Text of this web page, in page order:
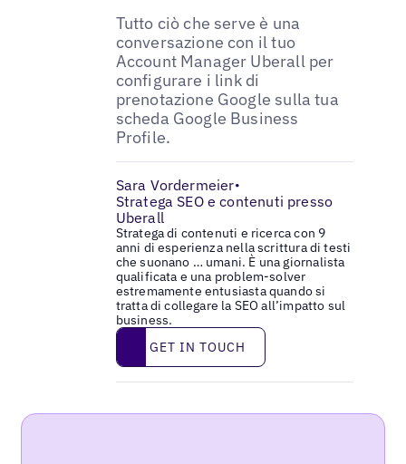
Tutto ciò che serve è una
conversazione con il tuo
Account Manager Uberall per
configurare i link di
prenotazione Google sulla tua
scheda Google Business
Profile.
Sara Vordermeier•
Stratega SEO e contenuti presso
Uberall
Stratega di contenuti e ricerca con 9
anni di esperienza nella scrittura di testi
che suonano … umani. È una giornalista
qualificata e una problem-solver
estremamente entusiasta quando si
tratta di collegare la SEO all’impatto sul
business.
Get in touch
GET IN TOUCH